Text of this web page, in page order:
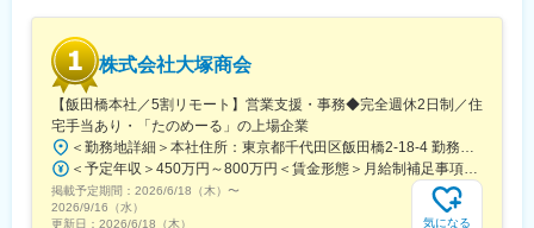
◎単一領域ではなく、建築キャリアの幅を広げられます。
変更の範囲：会社の定める業務
株式会社大塚商会
【飯田橋本社／5割リモート】営業支援・事務◆完全週休2日制／住
宅手当あり・「たのめーる」の上場企業
掲載予定期間： 2026/6/18（木） 〜
2026/9/16（水）
更新日： 2026/6/18（木） 気になる